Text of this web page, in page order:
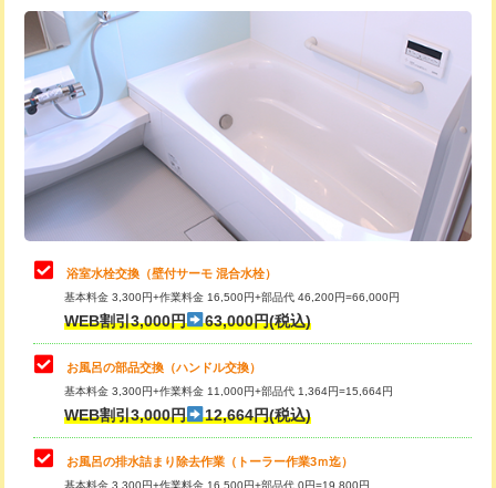
追加トーラー機使用/3m超え
カメラ調査 33,000円
桝清掃 8,800円
止水・漏水調査・防水処理・清掃・修
理・調整・分解・加工など（軽作業）
止水・漏水調査・防水処理・清掃・修
理・調整・分解・加工など（中作業）
22,000円
止水・漏水調査・防水処理・清掃・修
理・調整・分解・加工など（重作業）
33,000円
トイレタンク脱着
トイレ便器脱着
タンクレストイレ脱着 33,000円
浴室水栓交換（壁付サーモ 混合水栓）
基本料金 3,300円+作業料金 16,500円+部品代 46,200円=66,000円
WEB割引3,000円 63,000円(税込)
お風呂の部品交換（ハンドル交換）
基本料金 3,300円+作業料金 11,000円+部品代 1,364円=15,664円
WEB割引3,000円 12,664円(税込)
お風呂の排水詰まり除去作業（トーラー作業3ｍ迄）
基本料金 3,300円+作業料金 16,500円+部品代 0円=19,800円